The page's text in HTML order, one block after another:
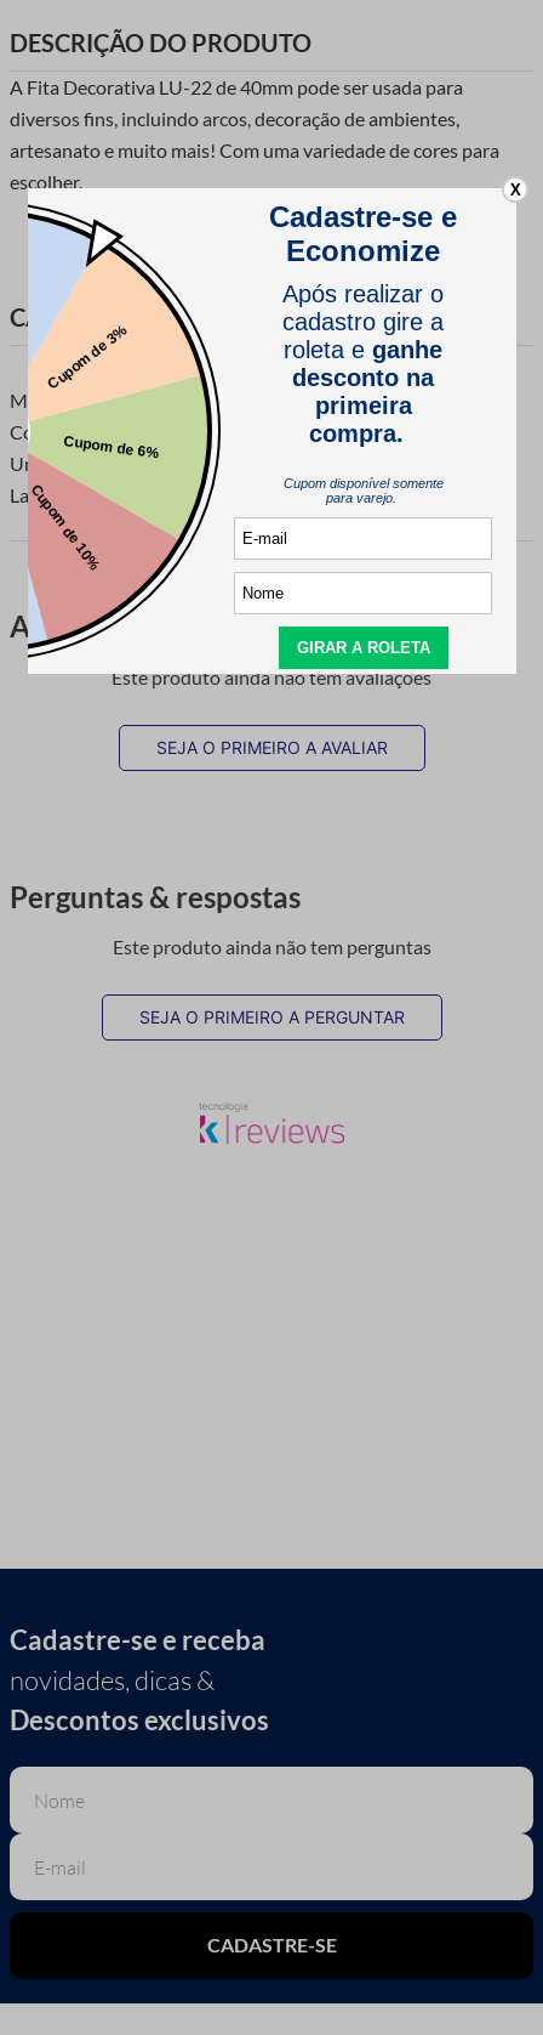
DESCRIÇÃO DO PRODUTO
A Fita Decorativa LU-22 de 40mm pode ser usada para
diversos fins, incluindo arcos, decoração de ambientes,
artesanato e muito mais! Com uma variedade de cores para
escolher.
CARACTERÍSTICAS DO PRODUTO
Marca: Luli
Composição: 100% Poliéster
Unidade de venda: 1 Rolo com 9,10 metros
Largura: 40mm.
Avaliações
Este produto ainda não tem avaliações
SEJA O PRIMEIRO A AVALIAR
Perguntas & respostas
Este produto ainda não tem perguntas
SEJA O PRIMEIRO A PERGUNTAR
Cadastre-se e receba
novidades, dicas &
Descontos exclusivos
CADASTRE-SE
X